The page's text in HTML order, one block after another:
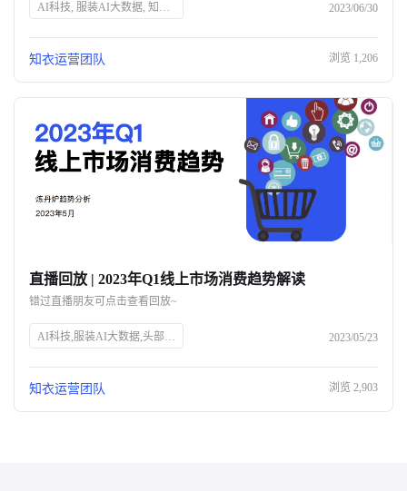
AI科技, 服装AI大数据, 知衣科技, 头部企业, 人工智能, 服装行业, 数据分析, 技术创新, 智能解决方案, 时尚技术 2023/06/30
知衣运营团队 浏览 1,206
直播回放 | 2023年Q1线上市场消费趋势解读
错过直播朋友可点击查看回放~
AI科技,服装AI大数据,头部企业,知衣科技,官网SEO 2023/05/23
知衣运营团队 浏览 2,903